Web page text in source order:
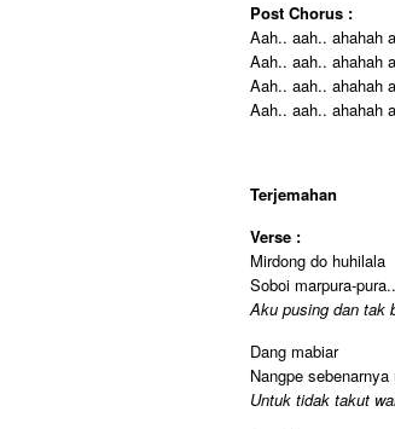
Post Chorus :
Aah.. aah.. ahahah
Aah.. aah.. ahahah
Aah.. aah.. ahahah
Aah.. aah.. ahahah
Terjemahan
Verse :
Mirdong do huhilala
Soboi marpura-pura..
Aku pusing dan tak
Dang mabiar
Nangpe sebenarnya
Untuk tidak takut